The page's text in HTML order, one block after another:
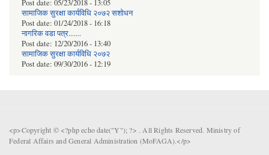
Post date: 05/23/2018 - 13:05
सामाजिक सुरक्षा कार्यविधि २०७२ स‌शाेधन
Post date: 01/24/2018 - 16:18
नागरिक वडा पत्र.......
Post date: 12/20/2016 - 13:40
सामाजिक सुरक्षा कार्यविधि २०७२
Post date: 09/30/2016 - 12:19
<p>Copyright © <?php echo date("Y"); ?> . All Rights Reserved. Ministry of
Federal Affairs and General Administration (MoFAGA).</p>